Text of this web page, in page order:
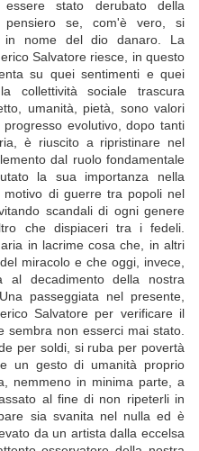
stato derubato della
se, com'è vero, si
in nome del dio danaro. La
Salvatore riesce, in questo
su quei sentimenti e quei
collettività sociale trascura
umanità, pietà, sono valori
evolutivo, dopo tanti
è riuscito a ripristinare nel
dal ruolo fondamentale
la sua importanza nella
di guerre tra popoli nel
scandali di ogni genere
che dispiaceri tra i fedeli.
in lacrime cosa che, in altri
miracolo e che oggi, invece,
al decadimento della nostra
passeggiata nel presente,
Salvatore per verificare il
sembra non esserci mai stato.
per soldi, si ruba per povertà
un gesto di umanità proprio
nemmeno in minima parte, a
al fine di non ripeterli in
sia svanita nel nulla ed è
da un artista dalla eccelsa